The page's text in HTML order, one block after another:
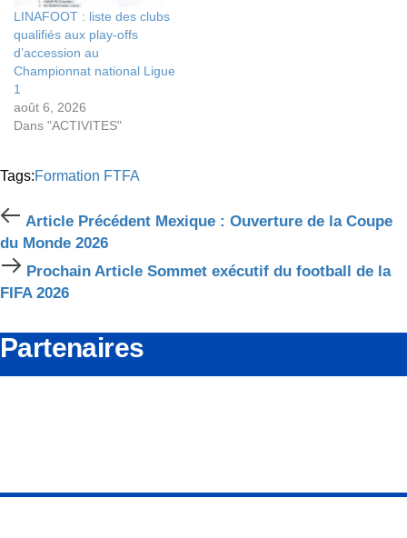
LINAFOOT : liste des clubs
qualifiés aux play-offs
d’accession au
Championnat national Ligue
1
août 6, 2026
Dans "ACTIVITES"
Tags:Formation FTFA
Article
Précédent
Article Précédent Mexique : Ouverture de la Coupe
du Monde 2026
Prochain
Article
Prochain Article Sommet exécutif du football de la
FIFA 2026
Partenaires